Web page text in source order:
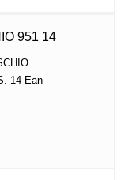
951 14
14 Ean